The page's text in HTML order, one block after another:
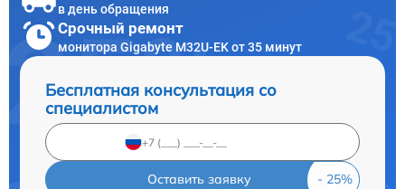
в день обращения
Срочный ремонт
монитора Gigabyte M32U-EK от 35 минут
Бесплатная консультация со
специалистом
Оставить заявку